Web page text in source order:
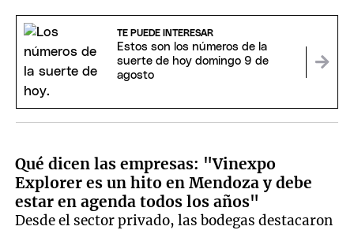
TE PUEDE INTERESAR
Estos son los números de la
suerte de hoy domingo 9 de
agosto
Qué dicen las empresas: "Vinexpo
Explorer es un hito en Mendoza y debe
estar en agenda todos los años"
Desde el sector privado, las bodegas destacaron